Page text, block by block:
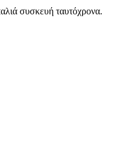
συσκευή ταυτόχρονα.